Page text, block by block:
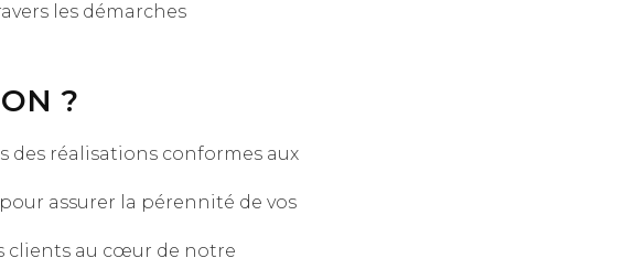
les démarches
?
des réalisations conformes aux
assurer la pérennité de vos
clients au cœur de notre